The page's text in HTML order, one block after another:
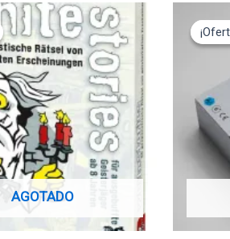
AGOTADO
El
precio
actual
es:
11,65€.